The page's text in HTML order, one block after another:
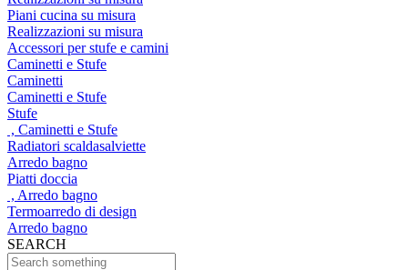
Piani cucina su misura
Realizzazioni su misura
Accessori per stufe e camini
Caminetti e Stufe
Caminetti
Caminetti e Stufe
Stufe
, Caminetti e Stufe
Radiatori scaldasalviette
Arredo bagno
Piatti doccia
, Arredo bagno
Termoarredo di design
Arredo bagno
SEARCH